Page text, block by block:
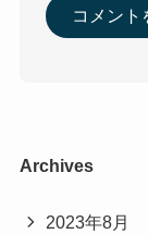
Archives
2023年8月